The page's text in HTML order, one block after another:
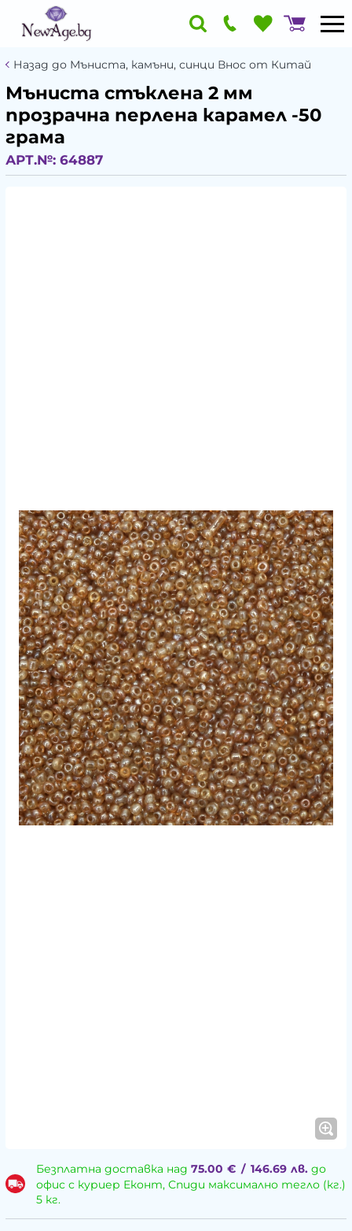
Назад до Мъниста, камъни, синци Внос от Китай
Мъниста стъклена 2 мм
прозрачна перлена карамел -50
грама
АРТ.№: 64887
Безплатна доставка над 75.00 € / 146.69 лв.до
офис с куриер Еконт, Спиди максимално тегло (кг.)
5 кг.